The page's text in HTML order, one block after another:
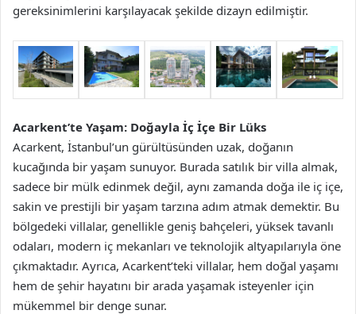
gereksinimlerini karşılayacak şekilde dizayn edilmiştir.
Acarkent’te Yaşam: Doğayla İç İçe Bir Lüks
Acarkent, İstanbul’un gürültüsünden uzak, doğanın
kucağında bir yaşam sunuyor. Burada satılık bir villa almak,
sadece bir mülk edinmek değil, aynı zamanda doğa ile iç içe,
sakin ve prestijli bir yaşam tarzına adım atmak demektir. Bu
bölgedeki villalar, genellikle geniş bahçeleri, yüksek tavanlı
odaları, modern iç mekanları ve teknolojik altyapılarıyla öne
çıkmaktadır. Ayrıca, Acarkent’teki villalar, hem doğal yaşamı
hem de şehir hayatını bir arada yaşamak isteyenler için
mükemmel bir denge sunar.